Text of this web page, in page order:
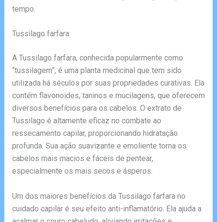
tempo.
Tussilago farfara
A Tussilago farfara, conhecida popularmente como
“tussilagem”, é uma planta medicinal que tem sido
utilizada há séculos por suas propriedades curativas. Ela
contém flavonoides, taninos e mucilagens, que oferecem
diversos benefícios para os cabelos. O extrato de
Tussilago é altamente eficaz no combate ao
ressecamento capilar, proporcionando hidratação
profunda. Sua ação suavizante e emoliente torna os
cabelos mais macios e fáceis de pentear,
especialmente os mais secos e ásperos.
Um dos maiores benefícios da Tussilago farfara no
cuidado capilar é seu efeito anti-inflamatório. Ela ajuda a